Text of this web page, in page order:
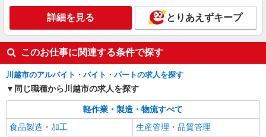
詳細を見る とりあえずキープ
このお仕事に関連する条件で探す
川越市のアルバイト・バイト・パートの求人を探す
同じ職種から川越市の求人を探す
軽作業・製造・物流すべて
食品製造・加工
生産管理・品質管理